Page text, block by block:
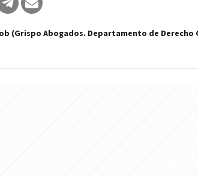
(Grispo Abogados. Departamento de Derecho